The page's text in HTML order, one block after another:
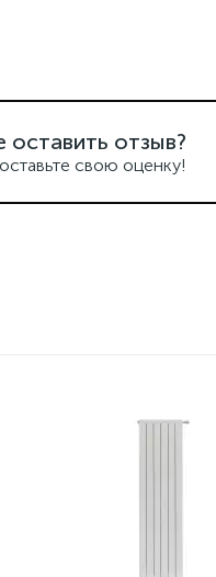
оставить отзыв?
свою оценку!